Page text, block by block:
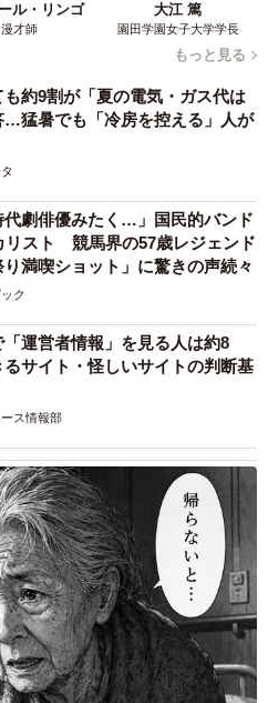
ル・リンゴ
漫才師
大江 篤
園田学園女子大学学長
もっと見る
約9割が「夏の電気・ガス代は
…猛暑でも「冷房を控える」人が
代劇俳優みたく…」国民的バンド
リスト 競馬界の57歳レジェンド
り満喫ショット」に驚きの声続々
ク
運営者情報」を見る人は約8
サイト・怪しいサイトの判断基
ス情報部